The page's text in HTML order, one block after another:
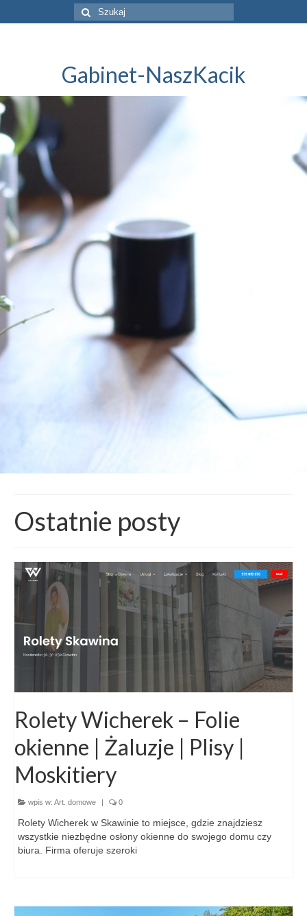
Szuklaj
w:
Gabinet-NaszKacik
Ostatnie posty
Rolety Wicherek – Folie
okienne | Żaluzje | Plisy |
Moskitiery
wpis w: Art. domowe | 0
Rolety Wicherek w Skawinie to miejsce, gdzie znajdziesz
wszystkie niezbędne osłony okienne do swojego domu czy
biura. Firma oferuje szeroki